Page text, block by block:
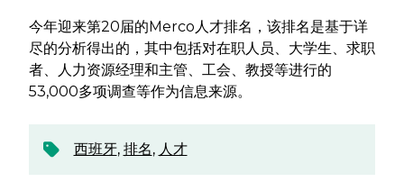
今年迎来第20届的Merco人才排名，该排名是基于详
尽的分析得出的，其中包括对在职人员、大学生、求职
者、人力资源经理和主管、工会、教授等进行的
53,000多项调查等作为信息来源。
西班牙, 排名, 人才